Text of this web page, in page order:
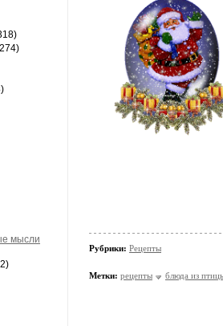
мысли
Рубрики: Рецепты
Метки: рецепты блюда из